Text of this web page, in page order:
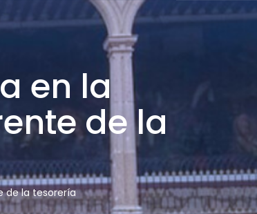
en la
de la
de la tesorería